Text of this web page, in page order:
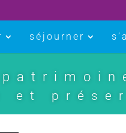
séjourner
et